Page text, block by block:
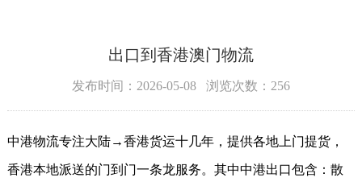
出口到香港澳门物流
发布时间：2026-05-08 浏览次数：256
中港物流专注大陆→香港货运十几年，提供各地上门提货，
香港本地派送的门到门一条龙服务。其中中港出口包含：散